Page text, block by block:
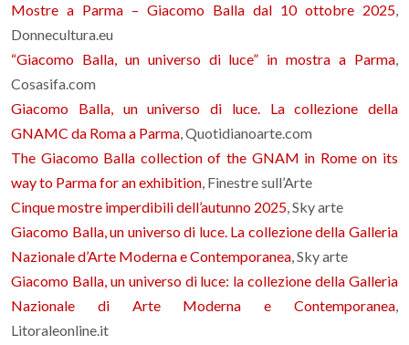
Mostre a Parma – Giacomo Balla dal 10 ottobre 2025,
Donnecultura.eu
“Giacomo Balla, un universo di luce” in mostra a Parma,
Cosasifa.com
Giacomo Balla, un universo di luce. La collezione della
GNAMC da Roma a Parma, Quotidianoarte.com
The Giacomo Balla collection of the GNAM in Rome on its
way to Parma for an exhibition, Finestre sull’Arte
Cinque mostre imperdibili dell’autunno 2025, Sky arte
Giacomo Balla, un universo di luce. La collezione della Galleria
Nazionale d’Arte Moderna e Contemporanea, Sky arte
Giacomo Balla, un universo di luce: la collezione della Galleria
Nazionale di Arte Moderna e Contemporanea,
Litoraleonline.it